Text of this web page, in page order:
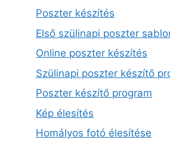
Poszter készítés
Első szülinapi poszter
Online poszter készítés
Szülinapi poszter készítő
Poszter készítő program
Kép élesítés
Homályos fotó élesítése